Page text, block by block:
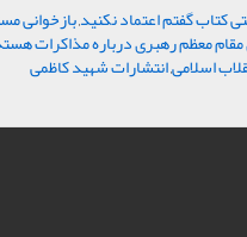
کتاب گفتم اعتماد نکنید,بازخوانی
مقام معظم رهبری درباره مذاکرات
اسلامی,انتشارات شهید کاظمی